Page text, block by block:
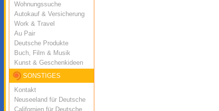
Wohnungssuche
Autokauf & Versicherung
Work & Travel
Au Pair
Deutsche Produkte
Buch, Film & Musik
Kunst & Geschenkideen
SONSTIGES
Kontakt
Neuseeland für Deutsche
Californien für Deutsche